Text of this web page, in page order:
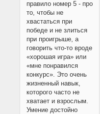
правило номер 5 - про
то, чтобы не
хвастаться при
победе и не злиться
при проигрыше, а
говорить что-то вроде
«хорошая игра» или
«мне понравился
конкурс». Это очень
жизненный навык,
которого часто не
хватает и взрослым.
Умение достойно